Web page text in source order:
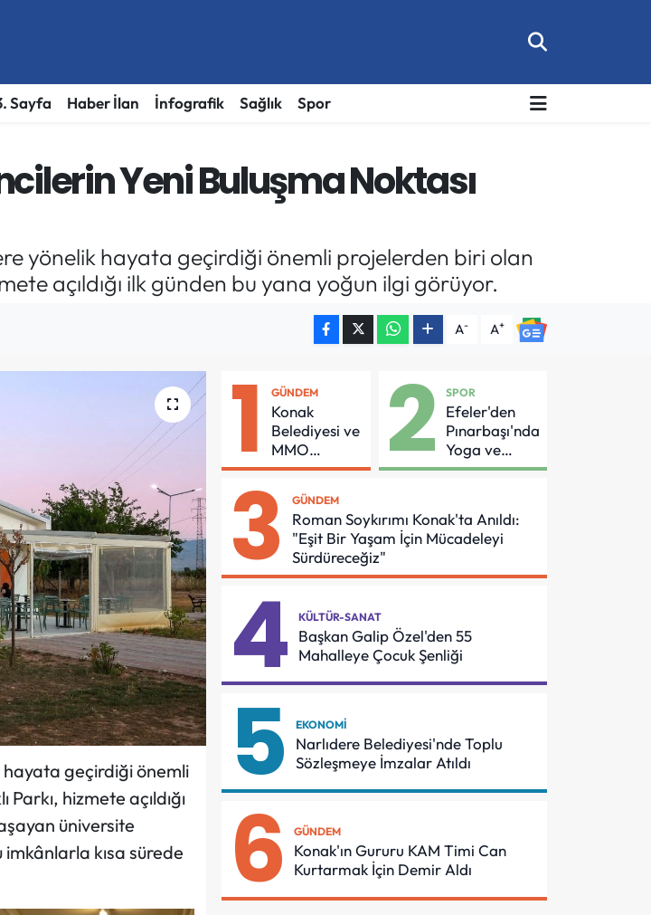
Sayfa Haber İlan İnfografik Sağlık Spor
Yeni Buluşma Noktası
yönelik hayata geçirdiği önemli projelerden biri olan
açıldığı ilk günden bu yana yoğun ilgi görüyor.
A- A+
hayata geçirdiği önemli
hizmete açıldığı
üniversite
kısa sürede
1 GÜNDEM
Konak
Belediyesi ve
MMO
Arasında
Güvenliği İçin
Önemli
Protokol
2 SPOR
Efeler'den
Pınarbaşı'nda
Yoga ve
Pilates
3 GÜNDEM
Roman Soykırımı Konak'ta Anıldı:
"Eşit Bir Yaşam İçin Mücadeleyi
Sürdüreceğiz"
4 KÜLTÜR-SANAT
Başkan Galip Özel'den 55
Mahalleye Çocuk Şenliği
5 EKONOMI
Narlıdere Belediyesi'nde Toplu
Sözleşmeye İmzalar Atıldı
6 GÜNDEM
Konak'ın Gururu KAM Timi Can
Kurtarmak İçin Demir Aldı